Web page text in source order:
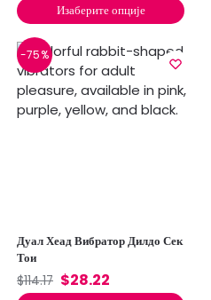
Изаберите опције
-75%
Дуал Хеад Вибратор Дилдо Сек
Тои
$114.17 $28.22